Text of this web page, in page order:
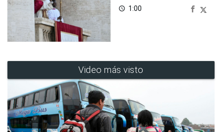
access_time 1:00
Video más visto